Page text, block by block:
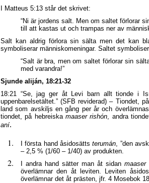
I Matteus 5:13 står det skrivet:
“Ni är jordens salt. Men om saltet förlorar
till att kastas ut och trampas ner av
Salt kan aldrig förlora sin sälta men det kan
symboliserar människomeningar. Saltet
“Salt är bra, men om saltet förlorar sin
med varandra!”
Sjunde aliján, 18:21-32
18:21 “Se, jag ger åt Levi barn allt tionde i
uppenbarelsetältet.” (SFB reviderad) – Tiondet,
land som avskiljs en gång per år och
tiondet, på hebreiska maaser rishón , andra
aní.
I första hand åsidosättsterumán , ”den
– 2,5 % (1/60 – 1/40) av produkten.
I andra hand sätter man åt sidan maaser
överlämnar den åt leviten. Leviten
överlämnar det åt prästen, jfr. 4 Mosebok